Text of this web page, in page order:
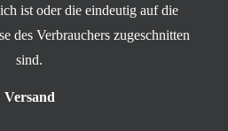
ist oder die eindeutig auf die
des Verbrauchers zugeschnitten
sind.
Versand